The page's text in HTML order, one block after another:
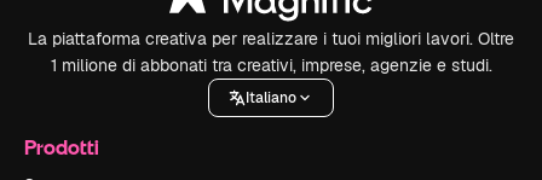
La piattaforma creativa per realizzare i tuoi migliori lavori. Oltre
1 milione di abbonati tra creativi, imprese, agenzie e studi.
Italiano
Prodotti